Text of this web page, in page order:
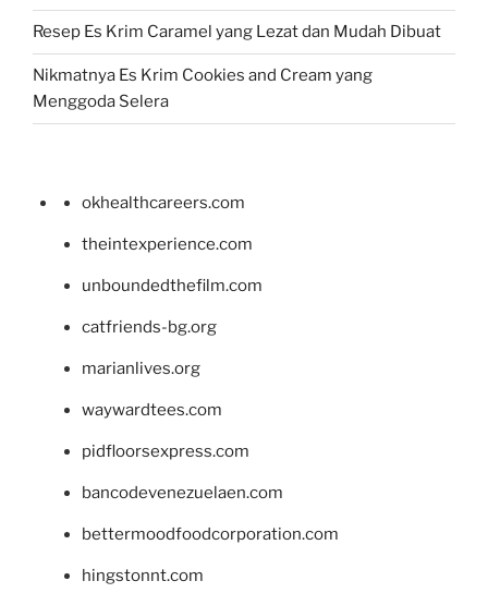
Resep Es Krim Caramel yang Lezat dan Mudah Dibuat
Nikmatnya Es Krim Cookies and Cream yang
Menggoda Selera
okhealthcareers.com
theintexperience.com
unboundedthefilm.com
catfriends-bg.org
marianlives.org
waywardtees.com
pidfloorsexpress.com
bancodevenezuelaen.com
bettermoodfoodcorporation.com
hingstonnt.com